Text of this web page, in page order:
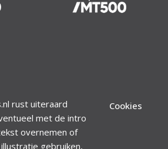
rust uiteraard
met de intro
overnemen of
gebruiken,
Cookies